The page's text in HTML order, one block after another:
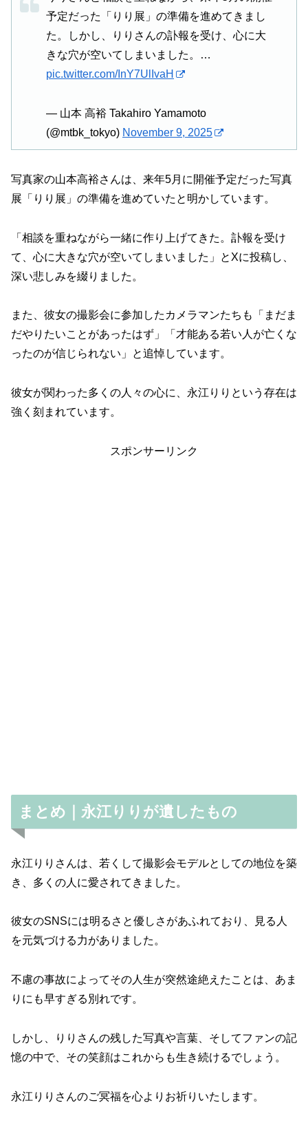
予定だった「りり展」の準備を進めてきまし
た。しかし、りりさんの訃報を受け、心に大
きな穴が空いてしまいました。…
pic.twitter.com/InY7UlIvaH
— 山本 高裕 Takahiro Yamamoto
(@mtbk_tokyo) November 9, 2025
写真家の山本高裕さんは、来年5月に開催予定だった写真
展「りり展」の準備を進めていたと明かしています。
「相談を重ねながら一緒に作り上げてきた。訃報を受け
て、心に大きな穴が空いてしまいました」とXに投稿し、
深い悲しみを綴りました。
また、彼女の撮影会に参加したカメラマンたちも「まだま
だやりたいことがあったはず」「才能ある若い人が亡くな
ったのが信じられない」と追悼しています。
彼女が関わった多くの人々の心に、永江りりという存在は
強く刻まれています。
スポンサーリンク
まとめ｜永江りりが遺したもの
永江りりさんは、若くして撮影会モデルとしての地位を築
き、多くの人に愛されてきました。
彼女のSNSには明るさと優しさがあふれており、見る人
を元気づける力がありました。
不慮の事故によってその人生が突然途絶えたことは、あま
りにも早すぎる別れです。
しかし、りりさんの残した写真や言葉、そしてファンの記
憶の中で、その笑顔はこれからも生き続けるでしょう。
永江りりさんのご冥福を心よりお祈りいたします。